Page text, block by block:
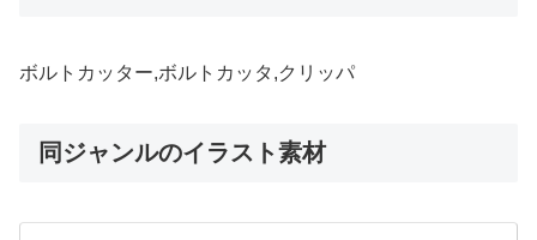
ボルトカッター,ボルトカッタ,クリッパ
同ジャンルのイラスト素材